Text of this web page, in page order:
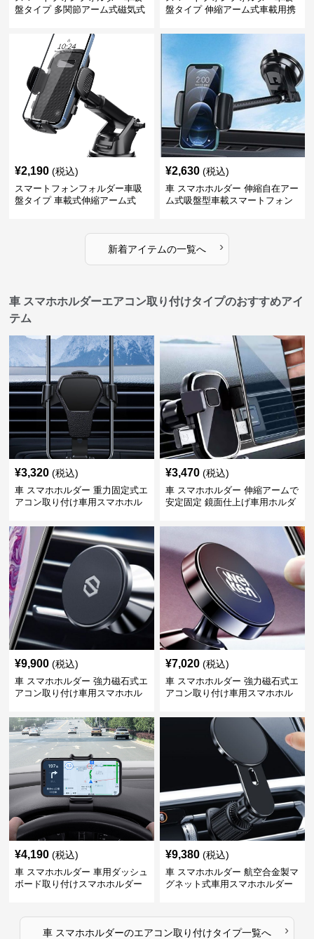
盤タイプ 多関節アーム式磁気式
盤タイプ 伸縮アーム式車載用携
¥2,190 (税込)
スマートフォンフォルダー車吸
盤タイプ 車載式伸縮アーム式
¥2,630 (税込)
車 スマホホルダー 伸縮自在アー
ム式吸盤型車載スマートフォン
新着アイテムの一覧へ ›
車 スマホホルダーエアコン取り付けタイプのおすすめアイ
テム
¥3,320 (税込)
車 スマホホルダー 重力固定式エ
アコン取り付け車用スマホホル
¥3,470 (税込)
車 スマホホルダー 伸縮アームで
安定固定 鏡面仕上げ車用ホルダ
¥9,900 (税込)
車 スマホホルダー 強力磁石式エ
アコン取り付け車用スマホホル
¥7,020 (税込)
車 スマホホルダー 強力磁石式エ
アコン取り付け車用スマホホル
¥4,190 (税込)
車 スマホホルダー 車用ダッシュ
ボード取り付けスマホホルダー
¥9,380 (税込)
車 スマホホルダー 航空合金製マ
グネット式車用スマホホルダー
車 スマホホルダーのエアコン取り付けタイプ一覧へ ›